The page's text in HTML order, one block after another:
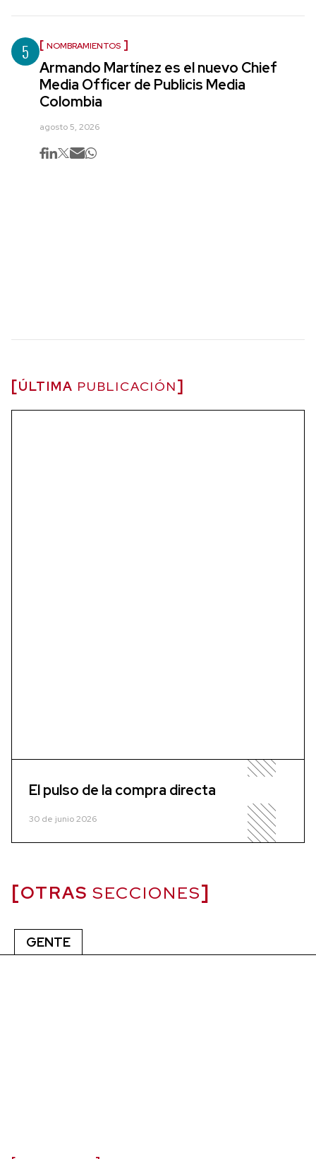
5 NOMBRAMIENTOS
Armando Martínez es el nuevo Chief
Media Officer de Publicis Media
Colombia
agosto 5, 2026
ÚLTIMA PUBLICACIÓN
El pulso de la compra directa
30 de junio 2026
OTRAS SECCIONES
GENTE